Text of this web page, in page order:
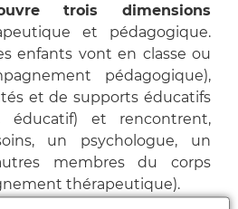
trois dimensions
et pédagogique.
enfants vont en classe ou
pédagogique),
et de supports éducatifs
éducatif) et rencontrent,
un psychologue, un
membres du corps
thérapeutique).